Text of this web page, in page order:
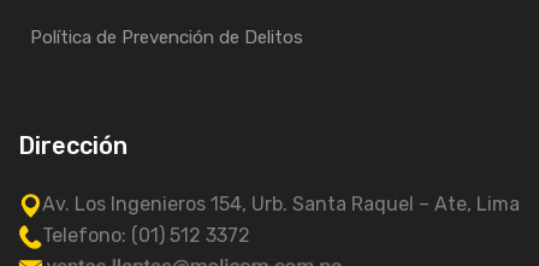
Política de Prevención de Delitos
Dirección
Av. Los Ingenieros 154, Urb. Santa Raquel – Ate, Lima
Telefono: (01) 512 3372